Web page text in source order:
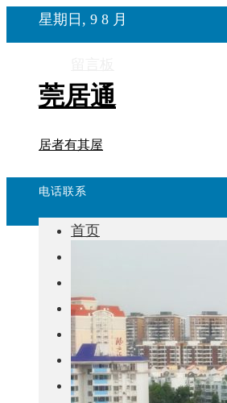
星期日, 9 8 月
莞居通
居者有其屋
电话联系
首页
住宅
自建房
东莞
城市更新